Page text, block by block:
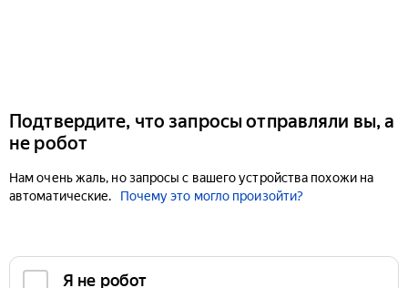
Подтвердите, что запросы отправляли вы, а
не робот
Нам очень жаль, но запросы с вашего устройства похожи на
автоматические.
Почему это могло произойти?